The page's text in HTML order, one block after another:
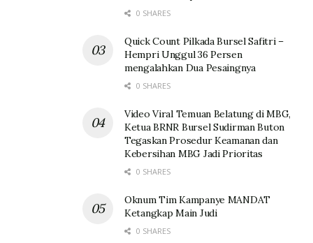
0 SHARES
Quick Count Pilkada Bursel Safitri –
Hempri Unggul 36 Persen
mengalahkan Dua Pesaingnya
0 SHARES
Video Viral Temuan Belatung di MBG,
Ketua BRNR Bursel Sudirman Buton
Tegaskan Prosedur Keamanan dan
Kebersihan MBG Jadi Prioritas
0 SHARES
Oknum Tim Kampanye MANDAT
Ketangkap Main Judi
0 SHARES